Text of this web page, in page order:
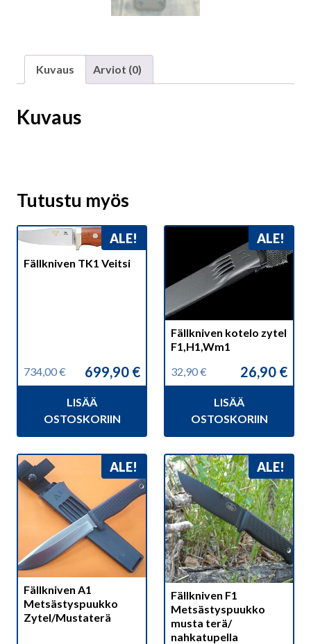
Kuvaus Arviot (0)
Kuvaus
Tutustu myös
ALE!
Fällkniven TK1 Veitsi
734,00€
Alkuperäinen
hinta
734,00 €.
699,90 €
Nykyinen
hinta
699,90 €.
LISÄÄ
OSTOSKORIIN
ALE!
Fällkniven kotelo zytel
F1,H1,Wm1
32,90€
Alkuperäinen
hinta
32,90 €.
26,90 €
Nykyinen
hinta
26,90 €.
LISÄÄ
OSTOSKORIIN
ALE!
Fällkniven A1
Metsästyspuukko
Zytel/Mustaterä
ALE!
Fällkniven F1
Metsästyspuukko
musta terä/
nahkatupella